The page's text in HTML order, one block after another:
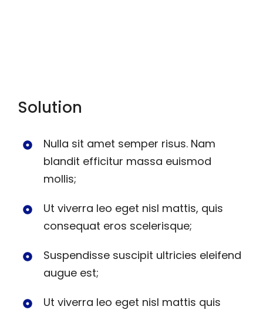
Solution
Nulla sit amet semper risus. Nam
blandit efficitur massa euismod
mollis;
Ut viverra leo eget nisl mattis, quis
consequat eros scelerisque;
Suspendisse suscipit ultricies eleifend
augue est;
Ut viverra leo eget nisl mattis quis